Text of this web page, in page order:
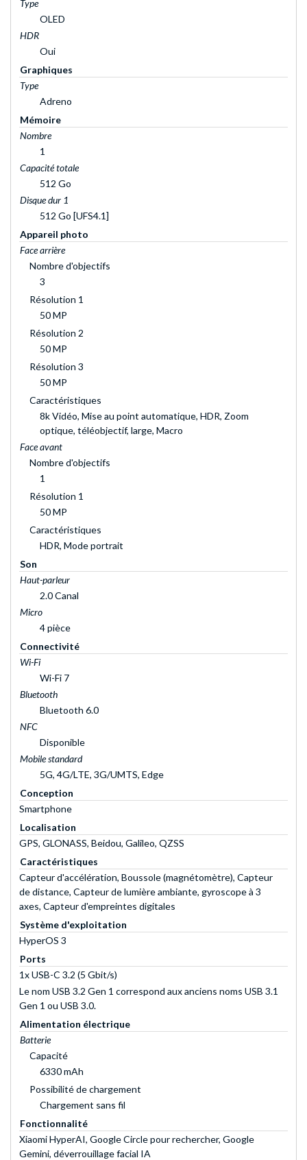
Type
OLED
HDR
Oui
Graphiques
Type
Adreno
Mémoire
Nombre
1
Capacité totale
512 Go
Disque dur 1
512 Go [UFS4.1]
Appareil photo
Face arrière
Nombre d'objectifs
3
Résolution 1
50 MP
Résolution 2
50 MP
Résolution 3
50 MP
Caractéristiques
8k Vidéo, Mise au point automatique, HDR, Zoom
optique, téléobjectif, large, Macro
Face avant
Nombre d'objectifs
1
Résolution 1
50 MP
Caractéristiques
HDR, Mode portrait
Son
Haut-parleur
2.0 Canal
Micro
4 pièce
Connectivité
Wi-Fi
Wi-Fi 7
Bluetooth
Bluetooth 6.0
NFC
Disponible
Mobile standard
5G, 4G/LTE, 3G/UMTS, Edge
Conception
Smartphone
Localisation
GPS, GLONASS, Beidou, Galileo, QZSS
Caractéristiques
Capteur d'accélération, Boussole (magnétomètre), Capteur
de distance, Capteur de lumière ambiante, gyroscope à 3
axes, Capteur d'empreintes digitales
Système d'exploitation
HyperOS 3
Ports
1x USB-C 3.2 (5 Gbit/s)
Le nom USB 3.2 Gen 1 correspond aux anciens noms USB 3.1
Gen 1 ou USB 3.0.
Alimentation électrique
Batterie
Capacité
6330 mAh
Possibilité de chargement
Chargement sans fil
Fonctionnalité
Xiaomi HyperAI, Google Circle pour rechercher, Google
Gemini, déverrouillage facial IA